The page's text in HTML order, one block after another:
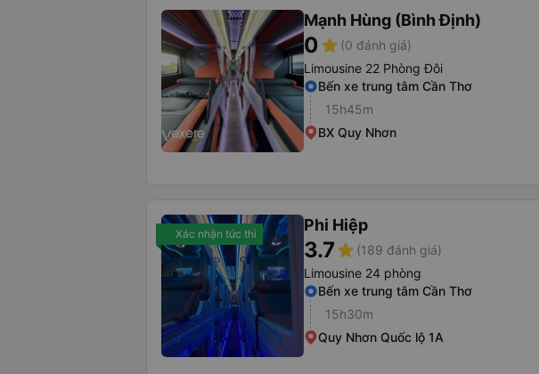
Mạnh Hùng (Bình Định)
0star (0 đánh giá)
Limousine 22 Phòng Đôi
Bến xe trung tâm Cần Thơ
15h45m
BX Quy Nhơn
Xác nhận tức thì Phi Hiệp
3.7star (189 đánh giá)
Limousine 24 phòng
Bến xe trung tâm Cần Thơ
15h30m
Quy Nhơn Quốc lộ 1A